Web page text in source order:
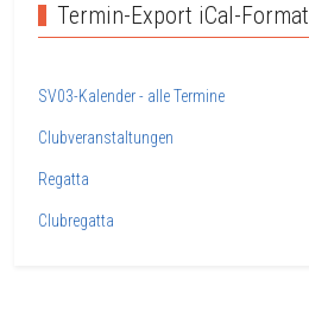
Termin-Export iCal-Format
SV03-Kalender - alle Termine
Clubveranstaltungen
Regatta
Clubregatta